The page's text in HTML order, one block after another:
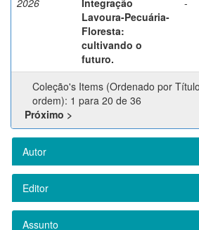
Lavoura-Pecuária-
Floresta:
cultivando o
futuro.
Coleção's Items (Ordenado por
ordem): 1 para 20 de 36
Próximo >
Autor
Editor
Assunto